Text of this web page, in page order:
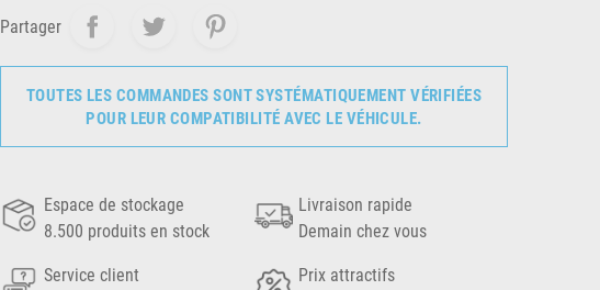
Partager
TOUTES LES COMMANDES SONT SYSTÉMATIQUEMENT VÉRIFIÉES
POUR LEUR COMPATIBILITÉ AVEC LE VÉHICULE.
Espace de stockage
8.500 produits en stock
Livraison rapide
Demain chez vous
Service client
Prix attractifs